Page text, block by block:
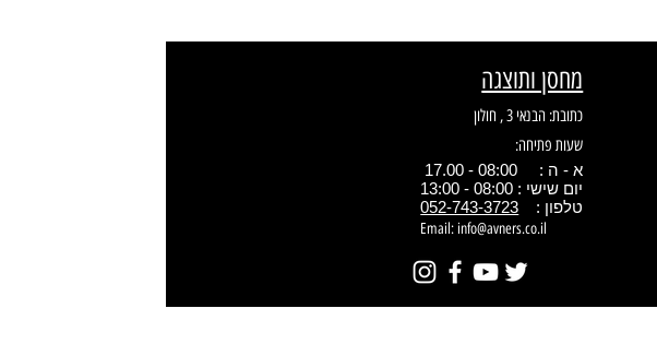
מחסן ותוצגה
כתובת: הבנאי 3 , חולון
שעות פתיחה:
א - ה : 08:00 - 17.00
יום שישי : 08:00 - 13:00
טלפון : 052-743-3723
Email:info@avners.co.il